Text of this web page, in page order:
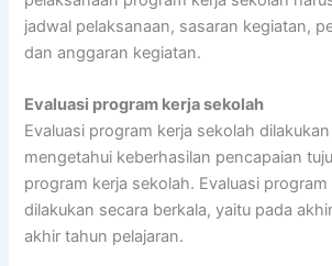
jadwal pelaksanaan, sasaran kegiatan,
dan anggaran kegiatan.
Evaluasi program kerja sekolah
Evaluasi program kerja sekolah
mengetahui keberhasilan pencapaian
program kerja sekolah. Evaluasi
dilakukan secara berkala, yaitu pada
akhir tahun pelajaran.